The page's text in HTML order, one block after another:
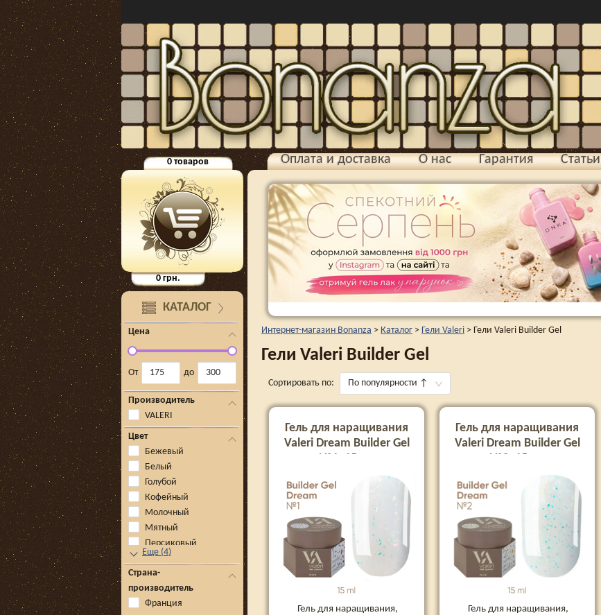
0товаров
0грн.
КАТАЛОГ
Цена
От до
Производитель
VALERI
Цвет
Бежевый
Белый
Голубой
Кофейный
Молочный
Мятный
Персиковый
Еще (4)
Страна-
производитель
Франция
Оплата и доставка О нас Гарантия Статьи
Интернет-магазин Bonanza > Каталог > Гели Valeri > Гели Valeri Builder Gel
Гели Valeri Builder Gel
Сортировать по: По популярности ↑
Гель для наращивания
Valeri Dream Builder Gel
№1, 15 мл
Гель для наращивания,
Гель для наращивания
Valeri Dream Builder Gel
№2, 15 мл
Гель для наращивания,